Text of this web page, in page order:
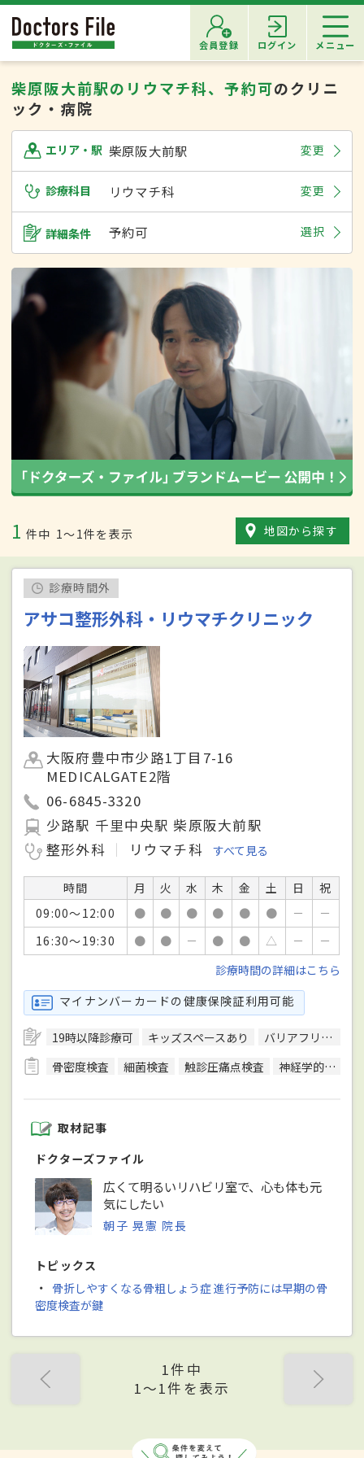
会員登録 ログイン メニュー
柴原阪大前駅のリウマチ科、予約可のクリニ
ック・病院
エリア・駅 柴原阪大前駅 変更
診療科目 リウマチ科 変更
詳細条件 予約可 選択
1 件中 1〜1件を表示 地図から探す
診療時間外
アサコ整形外科・リウマチクリニック
大阪府豊中市少路1丁目7-16
MEDICALGATE2階
06-6845-3320
少路駅 千里中央駅 柴原阪大前駅
整形外科
リウマチ科 すべて見る
時間 月 火 水 木 金 土 日
祝
09:00～12:00
● ● ● ● ● ● －
－
16:30～19:30
● ● － ● ● △ －
－
診療時間の詳細はこちら
マイナンバーカードの健康保険証利用可能
19時以降診療可 キッズスペースあり
バリアフリー対応
骨密度検査
細菌検査 触診圧痛点検査 神経学的検査
取材記事
ドクターズファイル
広くて明るいリハビリ室で、心も体も元
気にしたい
朝子 晃憲 院長
トピックス
・ 骨折しやすくなる骨粗しょう症 進行予防には早期の骨
密度検査が鍵
1件中
1〜1件を表示